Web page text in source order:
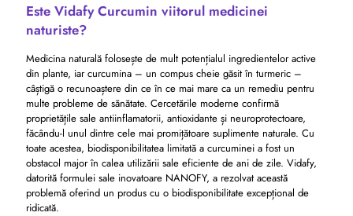
Este Vidafy Curcumin viitorul medicinei
naturiste?
Medicina naturală folosește de mult potențialul ingredientelor active
din plante, iar curcumina – un compus cheie găsit în turmeric –
câștigă o recunoaștere din ce în ce mai mare ca un remediu pentru
multe probleme de sănătate. Cercetările moderne confirmă
proprietățile sale antiinflamatorii, antioxidante și neuroprotectoare,
făcându-l unul dintre cele mai promițătoare suplimente naturale. Cu
toate acestea, biodisponibilitatea limitată a curcuminei a fost un
obstacol major în calea utilizării sale eficiente de ani de zile. Vidafy,
datorită formulei sale inovatoare NANOFY, a rezolvat această
problemă oferind un produs cu o biodisponibilitate excepțional de
ridicată.